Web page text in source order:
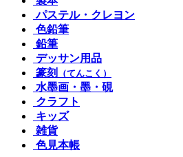
パステル・クレヨン
色鉛筆
鉛筆
デッサン用品
篆刻
（てんこく）
水墨画・墨・硯
クラフト
キッズ
雑貨
色見本帳